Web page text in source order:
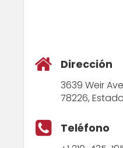
Dirección
3639 Weir
78226,
Teléfono